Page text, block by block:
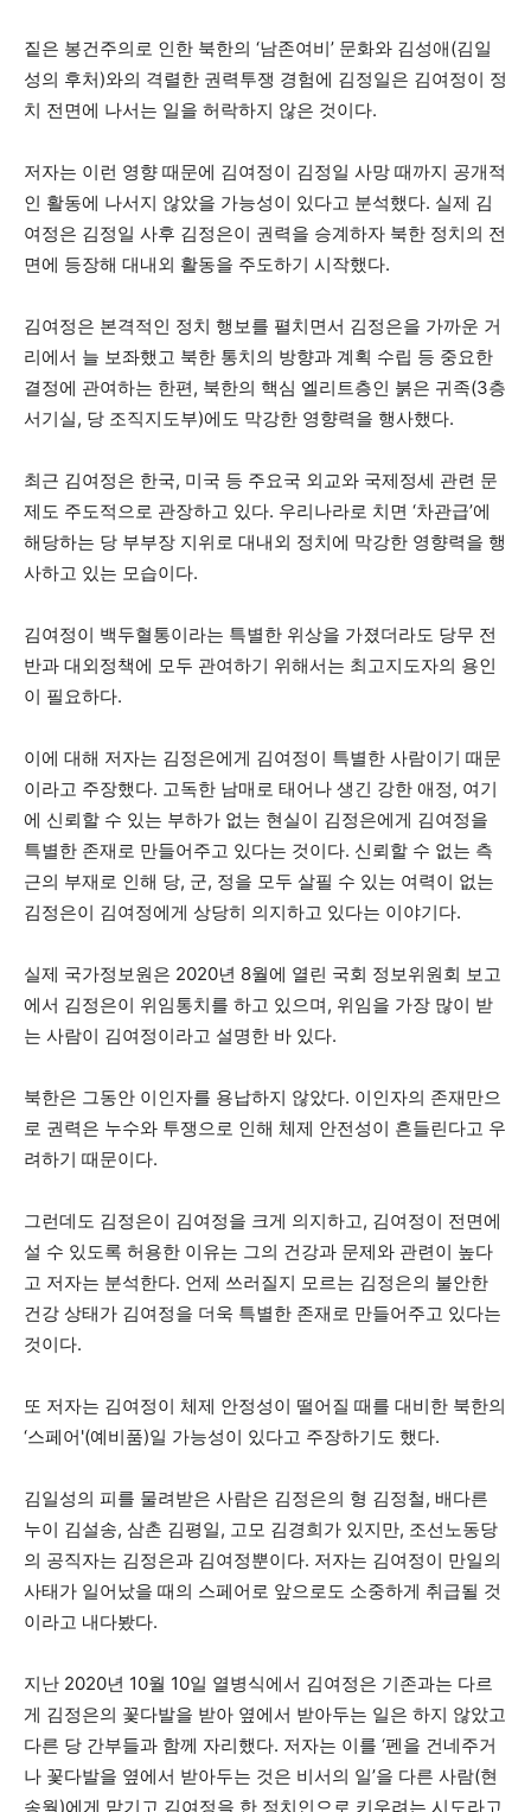
짙은 봉건주의로 인한 북한의 ‘남존여비’ 문화와 김성애(김일
성의 후처)와의 격렬한 권력투쟁 경험에 김정일은 김여정이 정
치 전면에 나서는 일을 허락하지 않은 것이다.
저자는 이런 영향 때문에 김여정이 김정일 사망 때까지 공개적
인 활동에 나서지 않았을 가능성이 있다고 분석했다. 실제 김
여정은 김정일 사후 김정은이 권력을 승계하자 북한 정치의 전
면에 등장해 대내외 활동을 주도하기 시작했다.
김여정은 본격적인 정치 행보를 펼치면서 김정은을 가까운 거
리에서 늘 보좌했고 북한 통치의 방향과 계획 수립 등 중요한
결정에 관여하는 한편, 북한의 핵심 엘리트층인 붉은 귀족(3층
서기실, 당 조직지도부)에도 막강한 영향력을 행사했다.
최근 김여정은 한국, 미국 등 주요국 외교와 국제정세 관련 문
제도 주도적으로 관장하고 있다. 우리나라로 치면 ‘차관급’에
해당하는 당 부부장 지위로 대내외 정치에 막강한 영향력을 행
사하고 있는 모습이다.
김여정이 백두혈통이라는 특별한 위상을 가졌더라도 당무 전
반과 대외정책에 모두 관여하기 위해서는 최고지도자의 용인
이 필요하다.
이에 대해 저자는 김정은에게 김여정이 특별한 사람이기 때문
이라고 주장했다. 고독한 남매로 태어나 생긴 강한 애정, 여기
에 신뢰할 수 있는 부하가 없는 현실이 김정은에게 김여정을
특별한 존재로 만들어주고 있다는 것이다. 신뢰할 수 없는 측
근의 부재로 인해 당, 군, 정을 모두 살필 수 있는 여력이 없는
김정은이 김여정에게 상당히 의지하고 있다는 이야기다.
실제 국가정보원은 2020년 8월에 열린 국회 정보위원회 보고
에서 김정은이 위임통치를 하고 있으며, 위임을 가장 많이 받
는 사람이 김여정이라고 설명한 바 있다.
북한은 그동안 이인자를 용납하지 않았다. 이인자의 존재만으
로 권력은 누수와 투쟁으로 인해 체제 안전성이 흔들린다고 우
려하기 때문이다.
그런데도 김정은이 김여정을 크게 의지하고, 김여정이 전면에
설 수 있도록 허용한 이유는 그의 건강과 문제와 관련이 높다
고 저자는 분석한다. 언제 쓰러질지 모르는 김정은의 불안한
건강 상태가 김여정을 더욱 특별한 존재로 만들어주고 있다는
것이다.
또 저자는 김여정이 체제 안정성이 떨어질 때를 대비한 북한의
‘스페어'(예비품)일 가능성이 있다고 주장하기도 했다.
김일성의 피를 물려받은 사람은 김정은의 형 김정철, 배다른
누이 김설송, 삼촌 김평일, 고모 김경희가 있지만, 조선노동당
의 공직자는 김정은과 김여정뿐이다. 저자는 김여정이 만일의
사태가 일어났을 때의 스페어로 앞으로도 소중하게 취급될 것
이라고 내다봤다.
지난 2020년 10월 10일 열병식에서 김여정은 기존과는 다르
게 김정은의 꽃다발을 받아 옆에서 받아두는 일은 하지 않았고
다른 당 간부들과 함께 자리했다. 저자는 이를 ‘펜을 건네주거
나 꽃다발을 옆에서 받아두는 것은 비서의 일’을 다른 사람(현
송월)에게 맡기고 김여정을 한 정치인으로 키우려는 시도라고